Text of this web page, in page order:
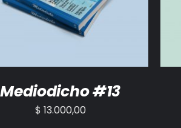
AL CARRITO / DETALLES
Mediodicho #13
$ 13.000,00